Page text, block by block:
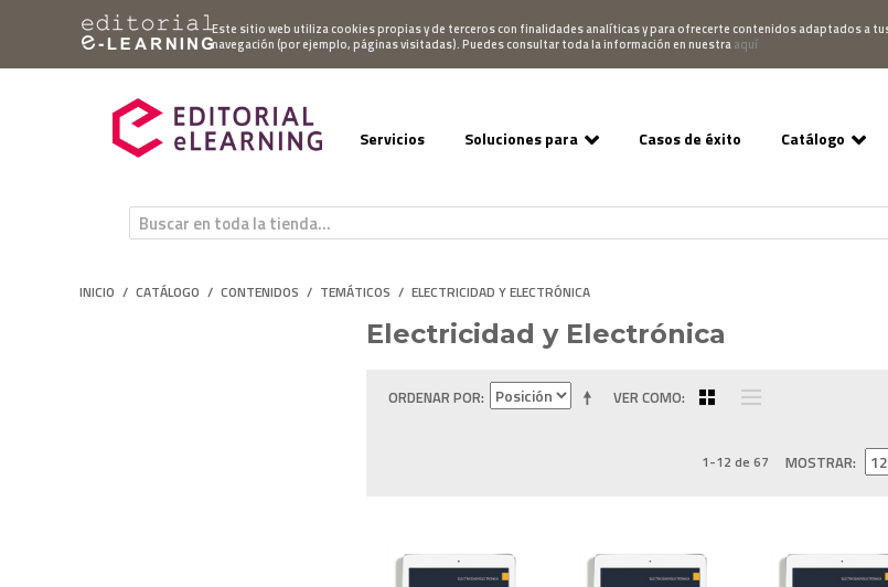
Mi cuenta Pedido Acceso Campus 952 007 747
Servicios Soluciones para Casos de éxito Catálogo
INICIO / CATÁLOGO / CONTENIDOS / TEMÁTICOS / ELECTRICIDAD Y ELECTRÓNICA
Electricidad y Electrónica
VER COMO
ORDENAR POR
1-12 de 67 MOSTRAR
Este sitio web utiliza cookies propias y de terceros con finalidades analíticas y para ofrecerte contenidos adaptados a
navegación (por ejemplo, páginas visitadas). Puedes consultar toda la información en nuestraaquí